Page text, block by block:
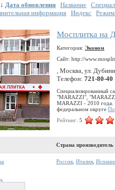
↓ Дата обновления Название
информация Индекс
Мосплитка на
Категория: Эконом
Сайт: http://
, Москва, ул.
Телефон: 721-80-40
Специализированный
"MARAZZI",
MARAZZI - 2010 года.
федеральном округе
Рейтинг: 5
Страна производитель
Россия Италия